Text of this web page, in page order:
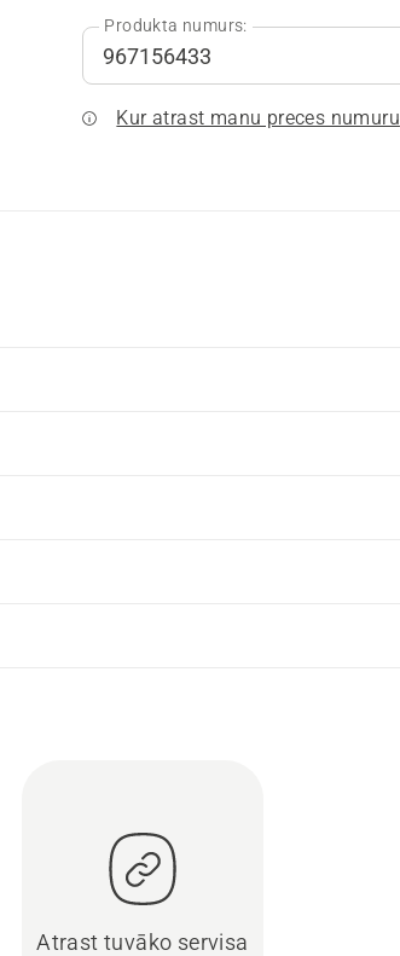
Produkta numurs:
Kur atrast manu preces numuru
Atrast tuvāko servisa